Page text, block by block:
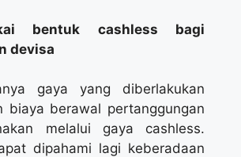
bentuk cashless bagi
devisa
gaya yang diberlakukan
biaya berawal pertanggungan
melalui gaya cashless.
dipahami lagi keberadaan